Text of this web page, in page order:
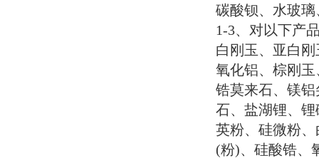
碳酸钡、水玻
1-3、对以下产
白刚玉、亚白
氧化铝、棕刚
锆莫来石、镁
石、盐湖锂、
英粉、硅微粉
(粉)、硅酸锆、